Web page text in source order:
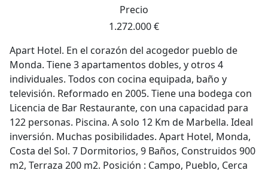
Precio
1.272.000 €
Apart Hotel. En el corazón del acogedor pueblo de
Monda. Tiene 3 apartamentos dobles, y otros 4
individuales. Todos con cocina equipada, baño y
televisión. Reformado en 2005. Tiene una bodega con
Licencia de Bar Restaurante, con una capacidad para
122 personas. Piscina. A solo 12 Km de Marbella. Ideal
inversión. Muchas posibilidades. Apart Hotel, Monda,
Costa del Sol. 7 Dormitorios, 9 Baños, Construidos 900
m2, Terraza 200 m2. Posición : Campo, Pueblo, Cerca